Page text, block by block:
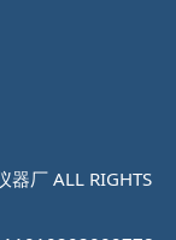
厂 ALL RIGHTS